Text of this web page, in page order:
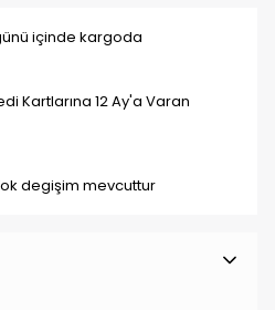
içinde kargoda
Kartlarına 12 Ay'a Varan
degişim mevcuttur